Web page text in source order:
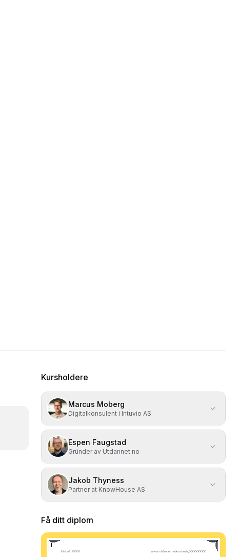
Kursholdere
Marcus Moberg
Digitalkonsulent i Intuvio AS
Espen Faugstad
Gründer av Utdannet.no
Jakob Thyness
Partner at KnowHouse AS
Få ditt diplom